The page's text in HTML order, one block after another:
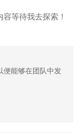
类，100多个水印
验；
等待我去探索！
便能够在团队中发